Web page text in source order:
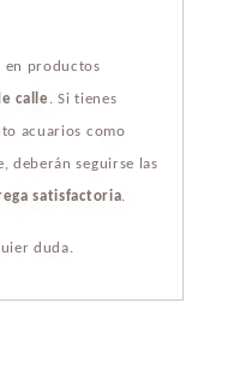
en productos
calle . Si tienes
acuarios como
deberán seguirse las
satisfactoria
duda.